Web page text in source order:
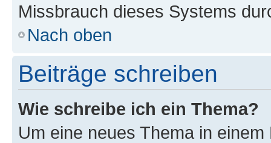
Missbrauch dieses Systems
Nach oben
Beiträge schreiben
Wie schreibe ich ein Thema?
Um eine neues Thema in